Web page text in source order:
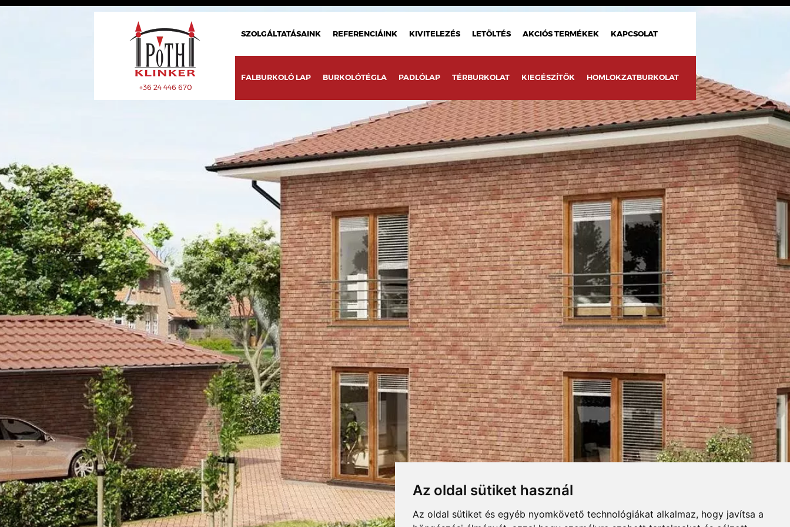
Az oldal sütiket használ
Az oldal sütiket és egyéb nyomkövető technológiákat alkalmaz, hogy javítsa a
+36 24 446 670
SZOLGÁLTATÁSAINK REFERENCIÁINK KIVITELEZÉS LETÖLTÉS AKCIÓS TERMÉKEK KAPCSOLAT
FALBURKOLÓ LAP BURKOLÓTÉGLA PADLÓLAP TÉRBURKOLAT KIEGÉSZÍTŐK HOMLOKZATBURKOLAT
KONTUR BEIGE ENGOBIERT KLINKERLAP
Összecsuk
JELLEMZŐK MÉRETEK,CSOMAGOLÁS LETÖLTÉSEK FUGASZINEK
TELJES NÉV Kontur beige engobiert
TÍPUSKÓD 8016/470
SOROZAT Kontur EG DF
KIEGÉSZÍTŐK
LEÍRÁS
Átmenetes bézs-homokszínű, égetési foltokkal tarkított, enyhén struktúrált felületű homlokzatburkoló klinkerlap. Modern, meleg hatású
homlokzatburkolat, akár kőburkolatot is helyettesíthet. Beltéri felületek trendi díszburkolataként is kiváló.
MÉRETEK DOBOZOLÁS
RAKLAPTÖMEG
DARABSÚLY
DOBOZ / RAKLAP
DARAB / RAKLAP
STRÖHER HOMLOKZATI LAP PROSPEKTUS Letöltés STRÖHER HOMLOKZATI LAP TELJ. NYILATKOZAT
Letöltés